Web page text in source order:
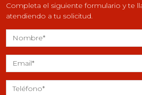
Completa el siguiente formulario y te
atendiendo a tu solicitud.